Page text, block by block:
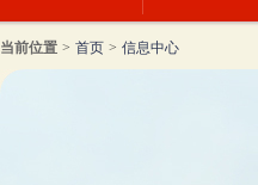
当前位置 > 首页 > 信息中心